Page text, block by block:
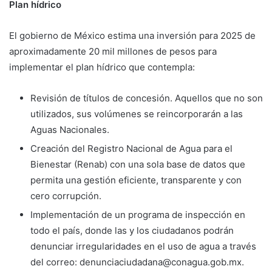
Plan hídrico
El gobierno de México estima una inversión para 2025 de
aproximadamente 20 mil millones de pesos para
implementar el plan hídrico que contempla:
Revisión de títulos de concesión. Aquellos que no son
utilizados, sus volúmenes se reincorporarán a las
Aguas Nacionales.
Creación del Registro Nacional de Agua para el
Bienestar (Renab) con una sola base de datos que
permita una gestión eficiente, transparente y con
cero corrupción.
Implementación de un programa de inspección en
todo el país, donde las y los ciudadanos podrán
denunciar irregularidades en el uso de agua a través
del correo: denunciaciudadana@conagua.gob.mx.